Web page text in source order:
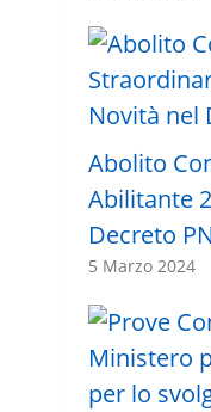
Abolito
Abilitante
Decreto
5 Marzo 2024